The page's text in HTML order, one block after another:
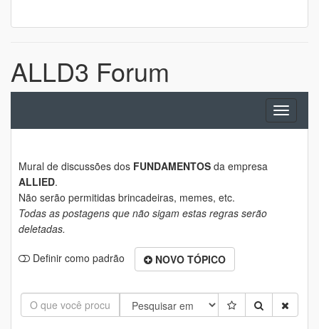
ALLD3 Forum
Toggle
Mural de discussões dos FUNDAMENTOS da empresa
ALLIED.
Não serão permitidas brincadeiras, memes, etc.
Todas as postagens que não sigam estas regras serão
deletadas.
Definir como padrão NOVO TÓPICO